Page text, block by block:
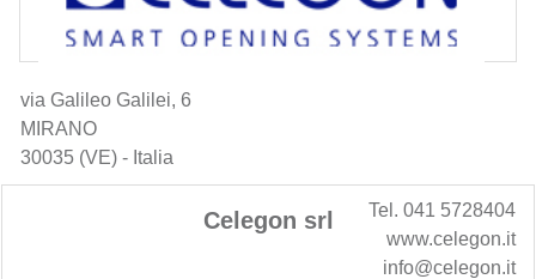
Celegon srl
via Galileo Galilei, 6
MIRANO
30035 (VE) - Italia
Tel. 041 5728404
www.celegon.it
info@celegon.it